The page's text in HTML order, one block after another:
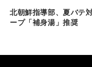
北朝鮮指導部、夏バテ
ープ「補身湯」推奨